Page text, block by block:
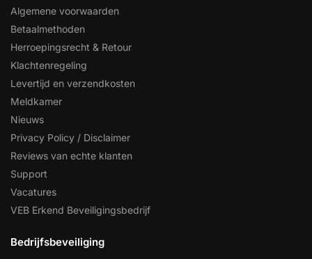
Algemene voorwaarden
Betaalmethoden
Herroepingsrecht & Retour
Klachtenregeling
Levertijd en verzendkosten
Meldkamer
Nieuws
Privacy Policy / Disclaimer
Reviews van echte klanten
Support
Vacatures
VEB Erkend Beveiligingsbedrijf
Bedrijfsbeveiliging